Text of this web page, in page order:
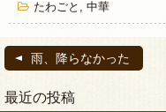
たわごと , 中華
雨、降らなかった
最近の投稿